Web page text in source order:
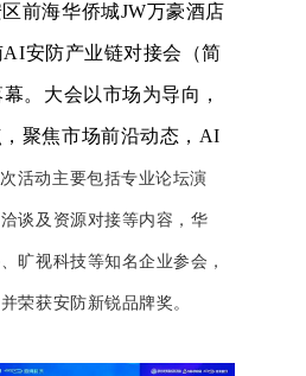
前海华侨城JW万豪酒店
AI安防产业链对接会（简
。大会以市场为导向，
聚焦市场前沿动态，AI
活动主要包括专业论坛演
谈及资源对接等内容，华
旷视科技等知名企业参会，
荣获安防新锐品牌奖。